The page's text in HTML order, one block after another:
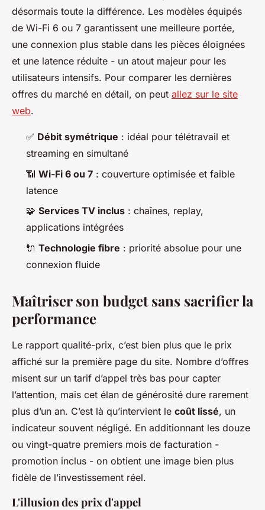
désormais toute la différence. Les modèles équipés
de Wi-Fi 6 ou 7 garantissent une meilleure portée,
une connexion plus stable dans les pièces éloignées
et une latence réduite - un atout majeur pour les
utilisateurs intensifs. Pour comparer les dernières
offres du marché en détail, on peut allez sur le site
web.
✅ Débit symétrique : idéal pour télétravail et
streaming en simultané
📶 Wi-Fi 6 ou 7 : couverture optimisée et faible
latence
🧩 Services TV inclus : chaînes, replay,
applications intégrées
🔌 Technologie fibre : priorité absolue pour une
connexion fluide
Maîtriser son budget sans sacrifier la
performance
Le rapport qualité-prix, c’est bien plus que le prix
affiché sur la première page du site. Nombre d’offres
misent sur un tarif d’appel très bas pour capter
l’attention, mais cet élan de générosité dure rarement
plus d’un an. C’est là qu’intervient le coût lissé, un
indicateur souvent négligé. En additionnant les douze
ou vingt-quatre premiers mois de facturation -
promotion inclus - on obtient une image bien plus
fidèle de l’investissement réel.
L'illusion des prix d'appel